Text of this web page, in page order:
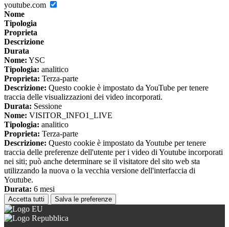
youtube.com
Nome
Tipologia
Proprieta
Descrizione
Durata
Nome: YSC
Tipologia: analitico
Proprieta: Terza-parte
Descrizione: Questo cookie è impostato da YouTube per tenere
traccia delle visualizzazioni dei video incorporati.
Durata: Sessione
Nome: VISITOR_INFO1_LIVE
Tipologia: analitico
Proprieta: Terza-parte
Descrizione: Questo cookie è impostato da Youtube per tenere
traccia delle preferenze dell'utente per i video di Youtube incorporati
nei siti; può anche determinare se il visitatore del sito web sta
utilizzando la nuova o la vecchia versione dell'interfaccia di
Youtube.
Durata: 6 mesi
Accetta tutti Salva le preferenze